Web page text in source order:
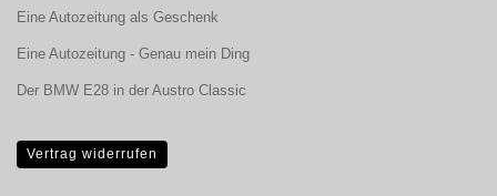
Eine Autozeitung als Geschenk
Eine Autozeitung - Genau mein Ding
Der BMW E28 in der Austro Classic
Vertrag widerrufen